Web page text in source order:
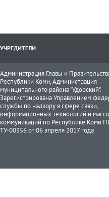
УЧРЕДИТЕЛИ
Администрация Главы и
Республики Коми, Администрация
муниципального района "Удорский".
Зарегистрирована Управлением
службы по надзору в сфере связи,
информационных технологий и
коммуникаций по Республике Коми
ТУ-00356 от 06 апреля 2017 года